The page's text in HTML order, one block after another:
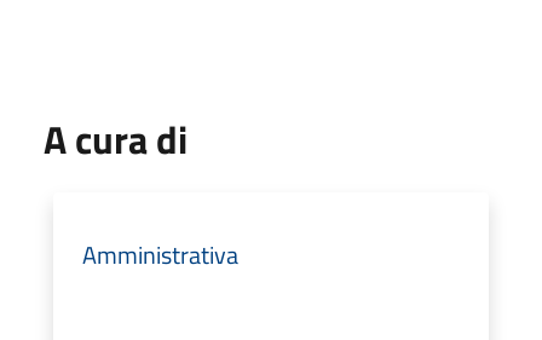
A cura di
Amministrativa